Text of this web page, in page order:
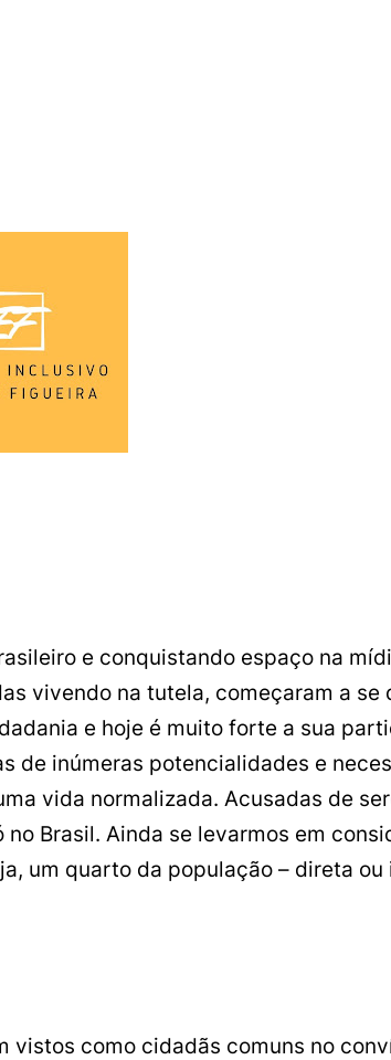
e conquistando espaço na
vivendo na tutela, começaram a se
e hoje é muito forte a sua
de inúmeras potencialidades e
vida normalizada. Acusadas de
Brasil. Ainda se levarmos em
um quarto da população – direta
como cidadãs comuns no